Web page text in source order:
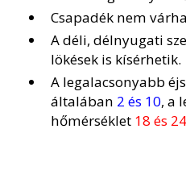
Csapadék nem
A déli, délnyugati
lökések is kísérhetik.
A legalacsonyabb
általában 2 és 10, a
hőmérséklet 18 és 24